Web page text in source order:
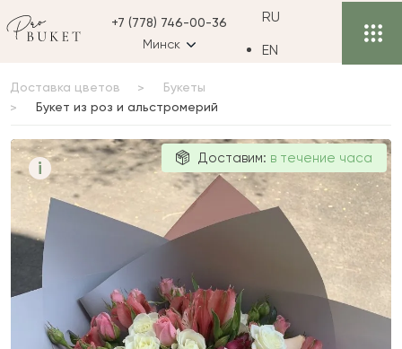
+7 (778) 746-00-36
Минск
RU
EN
Доставка цветов
Букеты
Букет из роз и альстромерий
i
из роз и
Доставим: в течение часа